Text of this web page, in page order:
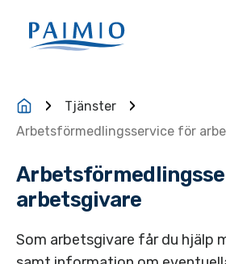
Tjänster
Arbetsförmedlingsservice för
arbetsgivare
Som arbetsgivare får du hjälp